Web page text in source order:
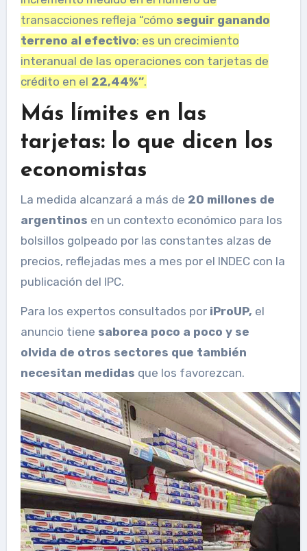
transacciones refleja “cómo seguir ganando
terreno al efectivo: es un crecimiento
interanual de las operaciones con tarjetas de
crédito en el 22,44%”.
Más límites en las
tarjetas: lo que dicen los
economistas
La medida alcanzará a más de 20 millones de
argentinos en un contexto económico para los
bolsillos golpeado por las constantes alzas de
precios, reflejadas mes a mes por el INDEC con la
publicación del IPC.
Para los expertos consultados por iProUP, el
anuncio tiene saborea poco a poco y se
olvida de otros sectores que también
necesitan medidas que los favorezcan.